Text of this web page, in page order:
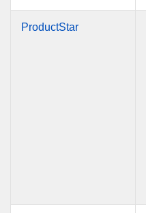
ProductStar